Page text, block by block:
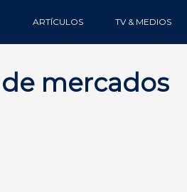
ARTÍCULOS TV & MEDIOS
mercados